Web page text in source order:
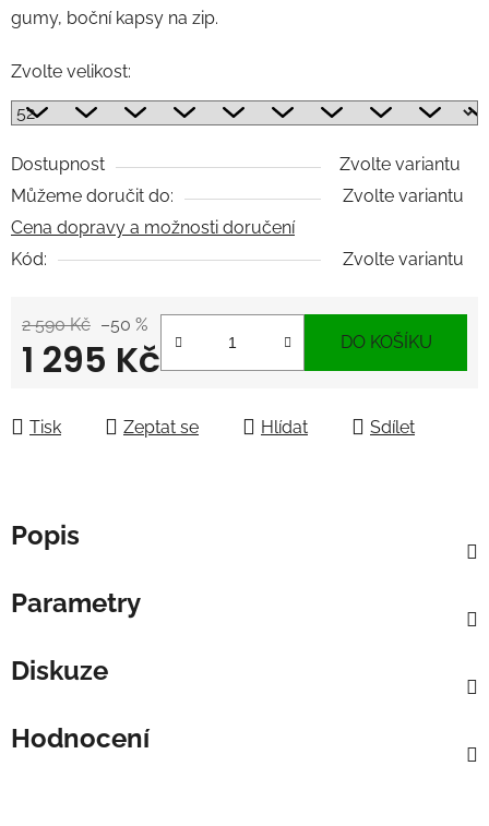
gumy, boční kapsy na zip.
Zvolte velikost:
Dostupnost
Zvolte variantu
Můžeme doručit do:
Zvolte variantu
Cena dopravy a možnosti doručení
Kód:
Zvolte variantu
2 590 Kč –50 %
1 295 Kč DO KOŠÍKU
Tisk Zeptat se Hlídat Sdílet
Popis
Parametry
Diskuze
Hodnocení